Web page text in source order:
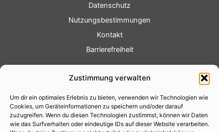
Zustimmung verwalten
Um dir ein optimales Erlebnis zu bieten, verwenden wir Technologien wie
Cookies, um Geräteinformationen zu speichern und/oder darauf
zuzugreifen. Wenn du diesen Technologien zustimmst, können wir Daten
wie das Surfverhalten oder eindeutige IDs auf dieser Website verarbeiten.
Datenschutz
Nutzungsbestimmungen
Kontakt
Barrierefreiheit
Fotoservice
Videoservice
Werbung